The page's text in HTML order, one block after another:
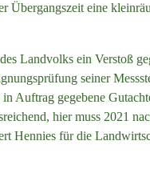
eine
Landvolks ein Verstoß
seiner
Auftrag gegebene
hier muss 2021
Hennies für die